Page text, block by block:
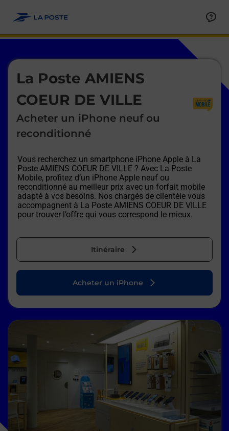
La Poste AMIENS
COEUR DE VILLE
Acheter un iPhone neuf ou
reconditionné
Vous recherchez un smartphone iPhone Apple à La
Poste AMIENS COEUR DE VILLE ? Avec La Poste
Mobile, profitez d’un iPhone Apple neuf ou
reconditionné au meilleur prix avec un forfait mobile
adapté à vos besoins. Nos chargés de clientèle vous
accompagnent à La Poste AMIENS COEUR DE VILLE
pour trouver l’offre qui vous correspond le mieux.
Itinéraire
Le lien s'ouvre dans un nouvel onglet
Acheter un iPhone